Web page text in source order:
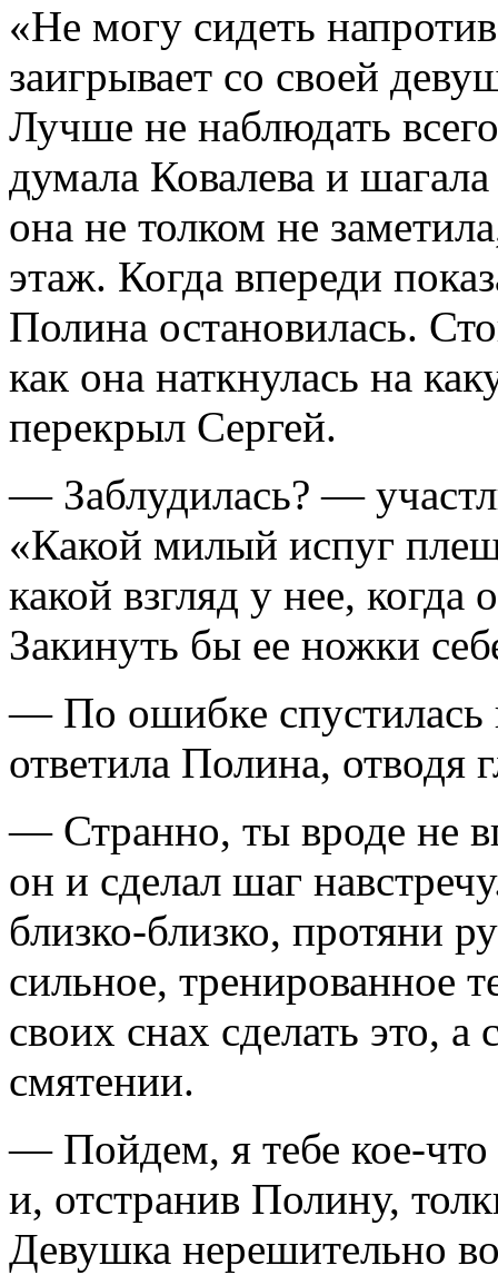
«Не могу сидеть
заигрывает со своей
Лучше не наблюдать
думала Ковалева и
она не толком не
этаж. Когда впереди
Полина остановилась.
как она наткнулась на
перекрыл Сергей.
— Заблудилась? —
«Какой милый испуг
какой взгляд у нее, когда
Закинуть бы ее ножки
— По ошибке
ответила Полина, отводя
— Странно, ты вроде не
он и сделал шаг
близко-близко, протяни
сильное, тренированное
своих снах сделать это, а
смятении.
— Пойдем, я тебе кое-
и, отстранив Полину,
Девушка нерешительно